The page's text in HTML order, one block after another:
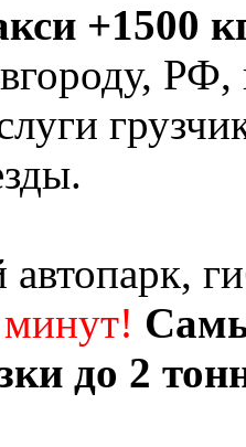
+1500
РФ,
автопарк,
до 2